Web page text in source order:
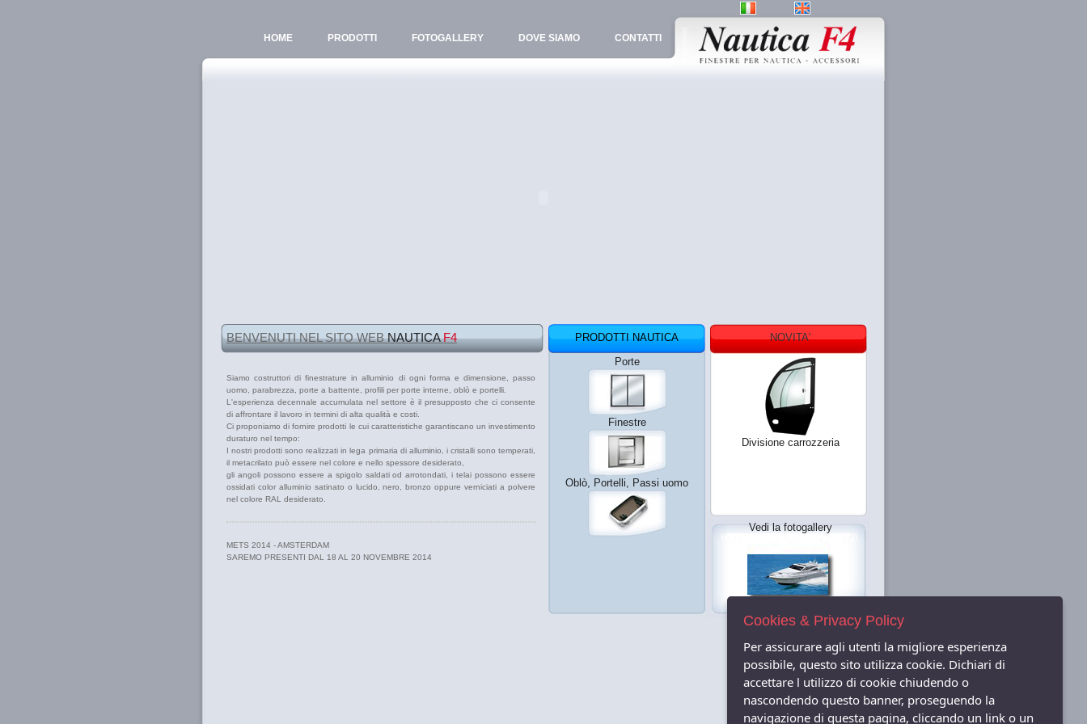
HOME PRODOTTI FOTOGALLERY DOVE SIAMO CONTATTI
BENVENUTI NEL SITO WEBNAUTICA F4
Siamo costruttori di finestrature in alluminio di ogni forma e dimensione, passo
uomo, parabrezza, porte a battente, profili per porte interne, oblò e portelli.
L'esperienza decennale accumulata nel settore è il presupposto che ci consente
di affrontare il lavoro in termini di alta qualità e costi.
Ci proponiamo di fornire prodotti le cui caratteristiche garantiscano un investimento
duraturo nel tempo:
I nostri prodotti sono realizzati in lega primaria di alluminio, i cristalli sono temperati,
il metacrilato può essere nel colore e nello spessore desiderato,
gli angoli possono essere a spigolo saldati od arrotondati, i telai possono essere
ossidati color alluminio satinato o lucido, nero, bronzo oppure verniciati a polvere
nel colore RAL desiderato.
METS 2014 - AMSTERDAM
SAREMO PRESENTI DAL 18 AL 20 NOVEMBRE 2014
PRODOTTI NAUTICA
Porte
Finestre
Oblò, Portelli, Passi uomo
NOVITA'
Divisione carrozzeria
Vedi la fotogallery
Cookies & Privacy Policy
Per assicurare agli utenti la migliore esperienza
possibile, questo sito utilizza cookie. Dichiari di
accettare l utilizzo di cookie chiudendo o
nascondendo questo banner, proseguendo la
navigazione di questa pagina, cliccando un link o un